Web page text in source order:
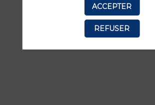
TOUTES LES SESSIONS
ACCEPTER
REFUSER